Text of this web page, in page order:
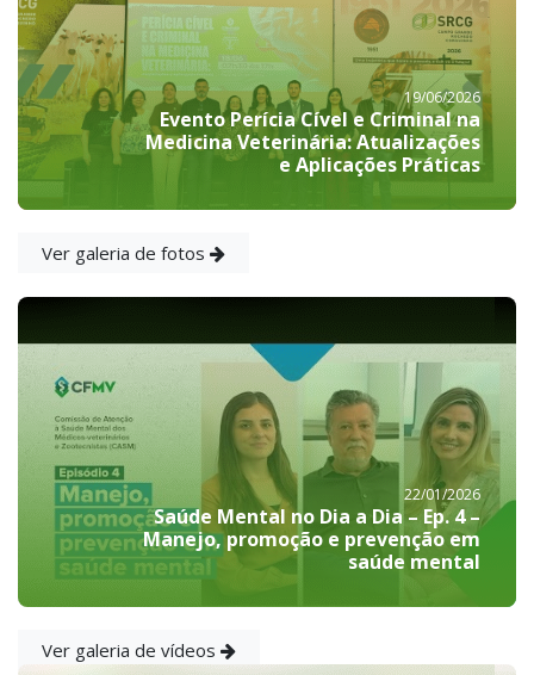
19/06/2026
Evento Perícia Cível e Criminal na
Medicina Veterinária: Atualizações
e Aplicações Práticas
Ver galeria de fotos
22/01/2026
Saúde Mental no Dia a Dia – Ep. 4 –
Manejo, promoção e prevenção em
saúde mental
Ver galeria de vídeos